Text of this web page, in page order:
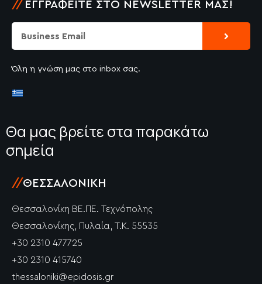
// ΕΓΓΡΑΦΕΊΤΕ ΣΤΟ NEWSLETTER ΜΑΣ!
Submit
Όλη η γνώση μας στο inbox σας.
Θα μας βρείτε στα παρακάτω
σημεία
//ΘΕΣΣΑΛΟΝΊΚΗ
Θεσσαλονίκη ΒΕ.ΠΕ. Τεχνόπολης
Θεσσαλονίκης, Πυλαία, Τ.Κ. 55535
+30 2310 477725
+30 2310 415740
thessaloniki@epidosis.gr